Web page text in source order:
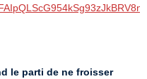
le parti de ne froisser